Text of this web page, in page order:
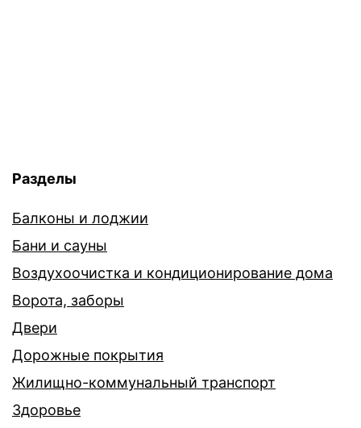
Разделы
Балконы и лоджии
Бани и сауны
Воздухоочистка и кондиционирование дома
Ворота, заборы
Двери
Дорожные покрытия
Жилищно-коммунальный транспорт
Здоровье